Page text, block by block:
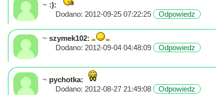
~ :):
Dodano: 2012-09-25 07:22:25
Odpowiedz
~szymek102:
Dodano: 2012-09-04 04:48:09
Odpowiedz
~ pychotka:
Dodano: 2012-08-27 21:49:08
Odpowiedz